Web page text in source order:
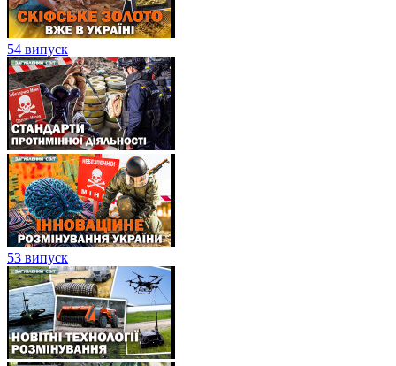
54 випуск
53 випуск